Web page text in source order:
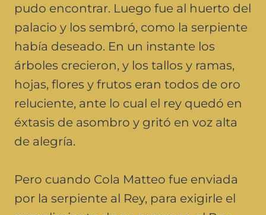
pudo encontrar. Luego fue al huerto del
palacio y los sembró, como la serpiente
había deseado. En un instante los
árboles crecieron, y los tallos y ramas,
hojas, flores y frutos eran todos de oro
reluciente, ante lo cual el rey quedó en
éxtasis de asombro y gritó en voz alta
de alegría.
Pero cuando Cola Matteo fue enviada
por la serpiente al Rey, para exigirle el